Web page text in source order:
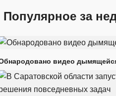
Популярное за
видео